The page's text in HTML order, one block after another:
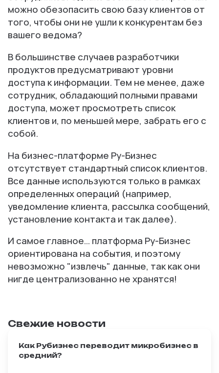
можно обезопасить свою базу клиентов от
того, чтобы они не ушли к конкурентам без
вашего ведома?
В большинстве случаев разработчики
продуктов предусматривают уровни
доступа к информации. Тем не менее, даже
сотрудник, обладающий полными правами
доступа, может просмотреть список
клиентов и, по меньшей мере, забрать его с
собой.
На бизнес-платформе Ру-Бизнес
отсутствует стандартный список клиентов.
Все данные используются только в рамках
определенных операций (например,
уведомление клиента, рассылка сообщений,
установление контакта и так далее).
И самое главное… платформа Ру-Бизнес
ориентирована на события, и поэтому
невозможно "извлечь" данные, так как они
нигде централизованно не хранятся!
Свежие новости
Как Рубизнес переводит микробизнес в
средний?